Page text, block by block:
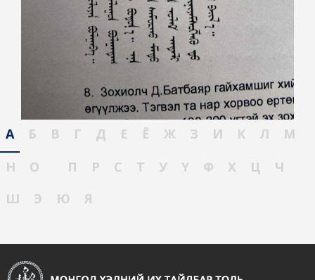
А Б В Г Д Е Ё Ж З И К Л
М
Н
О П Р С Т У Ү Ф Х Ц
Ч
Ш
Э Ю Я